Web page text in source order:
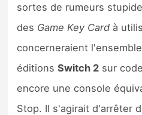
sortes de rumeurs
des Game Key Card à
concerneraient
éditionsSwitch 2 sur
encore une console
Stop. Il s'agirait d'arrêter